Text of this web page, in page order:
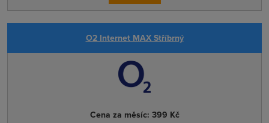
O2 Internet MAX Stříbrný
Cena za měsíc: 399 Kč